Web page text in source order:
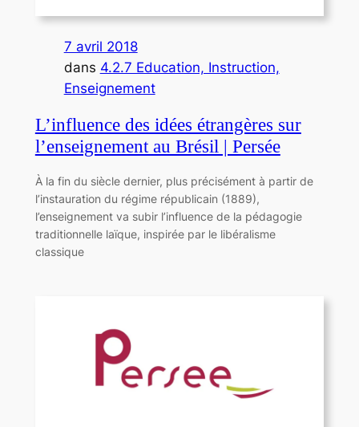
7 avril 2018
dans 4.2.7 Education, Instruction,
Enseignement
L’influence des idées étrangères sur
l’enseignement au Brésil | Persée
À la fin du siècle dernier, plus précisément à partir de
l’instauration du régime républicain (1889),
l’enseignement va subir l’influence de la pédagogie
traditionnelle laïque, inspirée par le libéralisme
classique